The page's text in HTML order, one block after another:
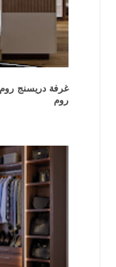
غرفة دريسنج
روم